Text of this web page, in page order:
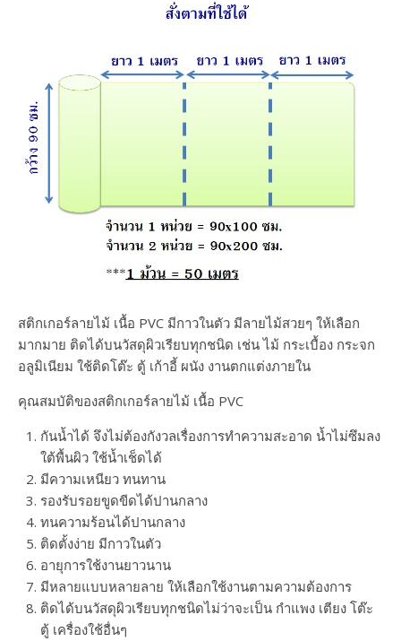
สติกเกอร์ลายไม้ เนื้อ PVC มีกาวในตัว มีลายไม้สวยๆ ให้เลือก
มากมาย ติดได้บนวัสดุผิวเรียบทุกชนิด เช่น ไม้ กระเบื้อง กระจก
อลูมิเนียม ใช้ติดโต๊ะ ตู้ เก้าอี้ ผนัง งานตกแต่งภายใน
คุณสมบัติของสติกเกอร์ลายไม้ เนื้อ PVC
กันน้ำได้ จึงไม่ต้องกังวลเรื่องการทำความสะอาด น้ำไม่ซึมลง
ใต้พื้นผิว ใช้น้ำเช็ดได้
มีความเหนียว ทนทาน
รองรับรอยขูดขีดได้ปานกลาง
ทนความร้อนได้ปานกลาง
ติดตั้งง่าย มีกาวในตัว
อายุการใช้งานยาวนาน
มีหลายแบบหลายลาย ให้เลือกใช้งานตามความต้องการ
ติดได้บนวัสดุผิวเรียบทุกชนิดไม่ว่าจะเป็น กำแพง เตียง โต๊ะ
ตู้ เครื่องใช้อื่นๆ